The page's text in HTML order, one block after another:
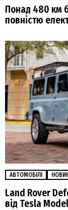
Понад 480 км
повністю
АВТОМОБІЛІ
Land Rover
від Tesla